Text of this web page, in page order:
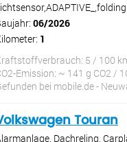
06/2026
1
5 / 100
Emission: ~ 141 g CO2 /
bei mobile.de -
Touran
Dachreling,